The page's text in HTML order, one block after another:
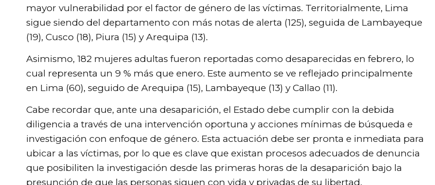
mayor vulnerabilidad por el factor de género de las víctimas. Territorialmente, Lima
sigue siendo del departamento con más notas de alerta (125), seguida de Lambayeque
(19), Cusco (18), Piura (15) y Arequipa (13).
Asimismo, 182 mujeres adultas fueron reportadas como desaparecidas en febrero, lo
cual representa un 9 % más que enero. Este aumento se ve reflejado principalmente
en Lima (60), seguido de Arequipa (15), Lambayeque (13) y Callao (11).
Cabe recordar que, ante una desaparición, el Estado debe cumplir con la debida
diligencia a través de una intervención oportuna y acciones mínimas de búsqueda e
investigación con enfoque de género. Esta actuación debe ser pronta e inmediata para
ubicar a las víctimas, por lo que es clave que existan procesos adecuados de denuncia
que posibiliten la investigación desde las primeras horas de la desaparición bajo la
presunción de que las personas siguen con vida y privadas de su libertad.